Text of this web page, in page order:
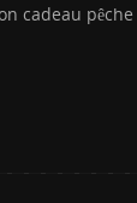
cadeau